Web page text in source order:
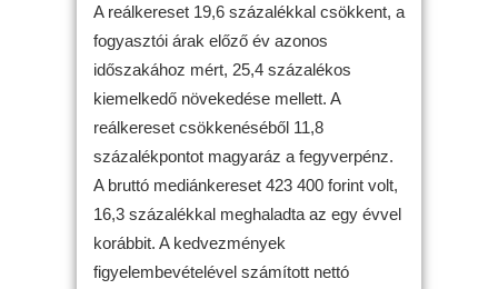
A reálkereset 19,6 százalékkal csökkent, a
fogyasztói árak előző év azonos
időszakához mért, 25,4 százalékos
kiemelkedő növekedése mellett. A
reálkereset csökkenéséből 11,8
százalékpontot magyaráz a fegyverpénz.
A bruttó mediánkereset 423 400 forint volt,
16,3 százalékkal meghaladta az egy évvel
korábbit. A kedvezmények
figyelembevételével számított nettó